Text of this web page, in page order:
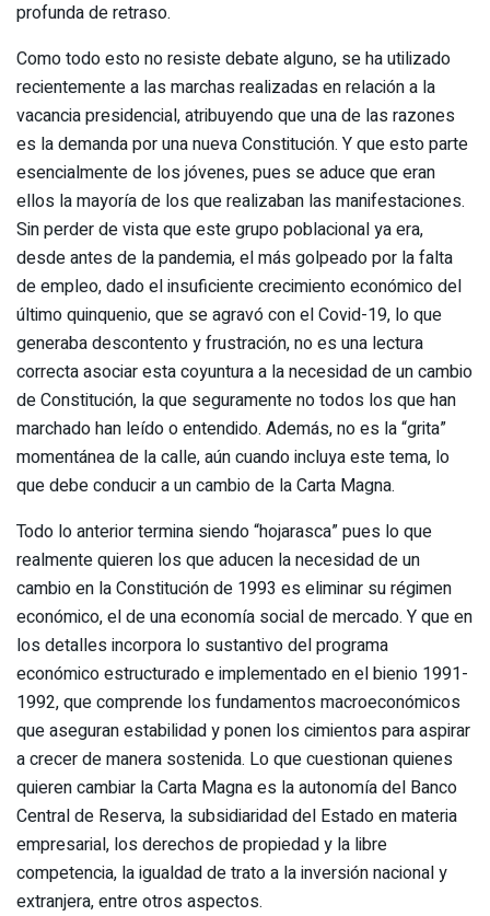
profunda de retraso.
Como todo esto no resiste debate alguno, se ha utilizado
recientemente a las marchas realizadas en relación a la
vacancia presidencial, atribuyendo que una de las razones
es la demanda por una nueva Constitución. Y que esto parte
esencialmente de los jóvenes, pues se aduce que eran
ellos la mayoría de los que realizaban las manifestaciones.
Sin perder de vista que este grupo poblacional ya era,
desde antes de la pandemia, el más golpeado por la falta
de empleo, dado el insuficiente crecimiento económico del
último quinquenio, que se agravó con el Covid-19, lo que
generaba descontento y frustración, no es una lectura
correcta asociar esta coyuntura a la necesidad de un cambio
de Constitución, la que seguramente no todos los que han
marchado han leído o entendido. Además, no es la “grita”
momentánea de la calle, aún cuando incluya este tema, lo
que debe conducir a un cambio de la Carta Magna.
Todo lo anterior termina siendo “hojarasca” pues lo que
realmente quieren los que aducen la necesidad de un
cambio en la Constitución de 1993 es eliminar su régimen
económico, el de una economía social de mercado. Y que en
los detalles incorpora lo sustantivo del programa
económico estructurado e implementado en el bienio 1991-
1992, que comprende los fundamentos macroeconómicos
que aseguran estabilidad y ponen los cimientos para aspirar
a crecer de manera sostenida. Lo que cuestionan quienes
quieren cambiar la Carta Magna es la autonomía del Banco
Central de Reserva, la subsidiaridad del Estado en materia
empresarial, los derechos de propiedad y la libre
competencia, la igualdad de trato a la inversión nacional y
extranjera, entre otros aspectos.